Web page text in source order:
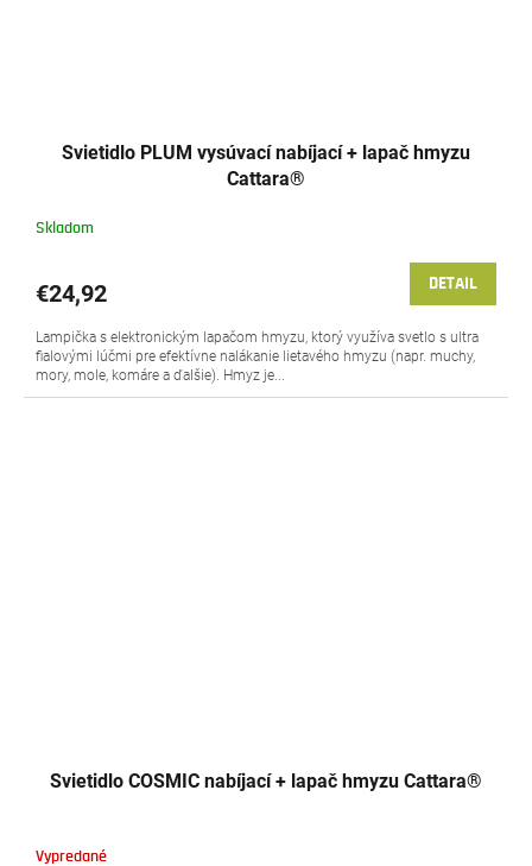
Svietidlo PLUM vysúvací nabíjací + lapač hmyzu
Cattara®
Skladom
€24,92 DETAIL
Lampička s elektronickým lapačom hmyzu, ktorý využíva svetlo s ultra
fialovými lúčmi pre efektívne nalákanie lietavého hmyzu (napr. muchy,
mory, mole, komáre a ďalšie). Hmyz je...
Svietidlo COSMIC nabíjací + lapač hmyzu Cattara®
Vypredané